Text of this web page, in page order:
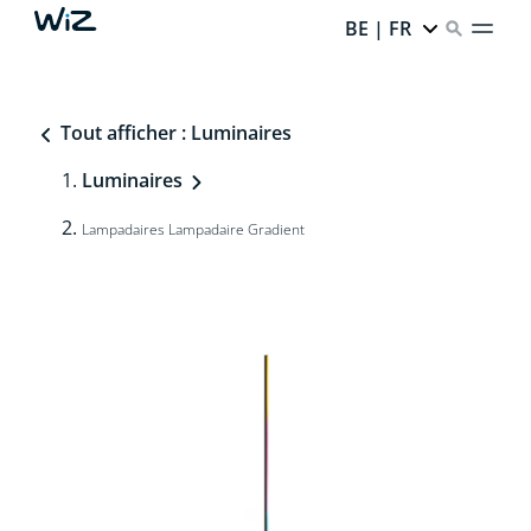
BE | FR
Tout afficher : Luminaires
Luminaires
Lampadaires Lampadaire Gradient